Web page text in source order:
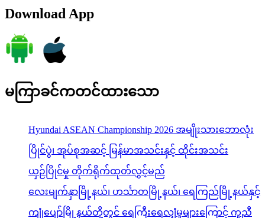
Download App
မကြာခင်ကတင်ထားသော
Hyundai ASEAN Championship 2026 အမျိုးသားဘောလုံး
ပြိုင်ပွဲ၊ အုပ်စုအဆင့် မြန်မာအသင်းနှင့် ထိုင်းအသင်း
ယှဉ်ပြိုင်မှု တိုက်ရိုက်ထုတ်လွှင့်မည်
လေးမျက်နှာမြို့နယ်၊ ဟင်္သာတမြို့နယ်၊ ရေကြည်မြို့နယ်နှင့်
ကျုံပျော်မြို့နယ်တို့တွင် ရေကြီးရေလျှံမှုများကြောင့် ကူညီ